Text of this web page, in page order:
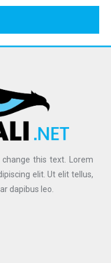
this text. Lorem
elit. Ut elit tellus,
dapibus leo.